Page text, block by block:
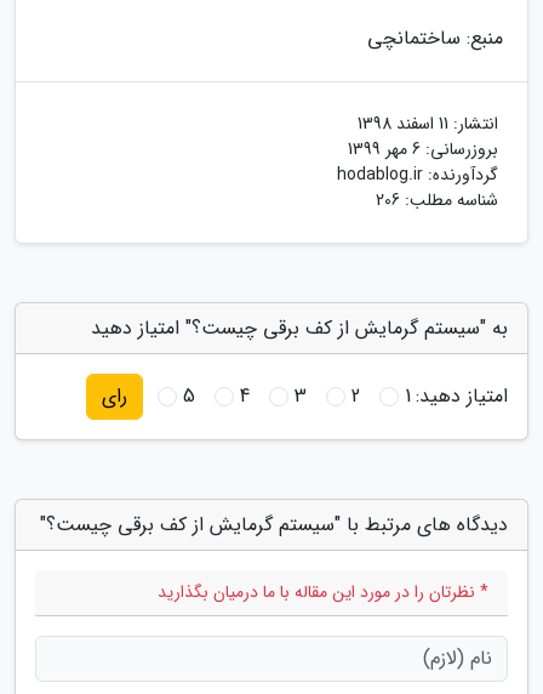
منبع: ساختمانچی
انتشار: 11 اسفند 1398
بروزرسانی: 6 مهر 1399
گردآورنده: hodablog.ir
شناسه مطلب: 206
به "سیستم گرمایش از کف برقی چیست؟" امتیاز دهید
امتیاز دهید:1
2
3
4
5 رای
دیدگاه های مرتبط با "سیستم گرمایش از کف برقی چیست؟"
* نظرتان را در مورد این مقاله با ما درمیان بگذارید